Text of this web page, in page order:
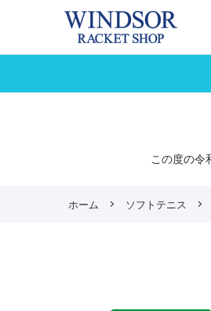
この度の令
ホーム ソフトテニス